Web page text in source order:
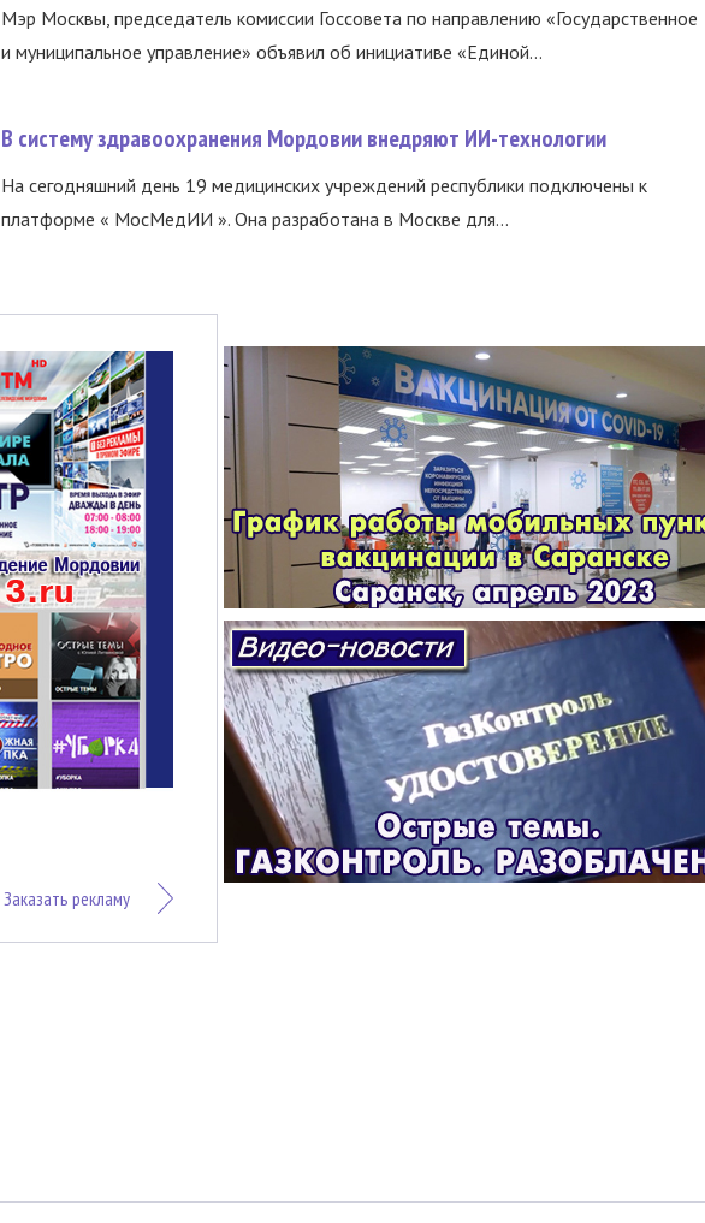
Мэр Москвы, председатель комиссии Госсовета по направлению «Государственное
и муниципальное управление» объявил об инициативе «Единой...
В систему здравоохранения Мордовии внедряют ИИ-технологии
На сегодняшний день 19 медицинских учреждений республики подключены к
платформе « МосМедИИ ». Она разработана в Москве для...
Заказать рекламу